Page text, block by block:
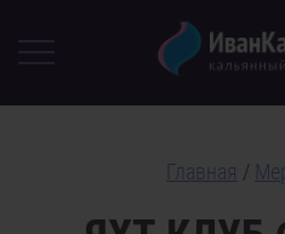
Главная /